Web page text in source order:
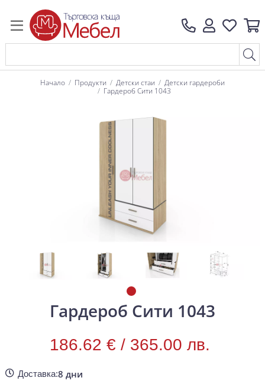
Начало Продукти Детски стаи
Детски гардероби
Гардероб Сити 1043
Гардероб Сити 1043
186.62 € / 365.00 лв.
Доставка:8 дни